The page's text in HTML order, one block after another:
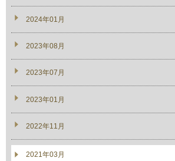
2024年01月
2023年08月
2023年07月
2023年01月
2022年11月
2021年03月